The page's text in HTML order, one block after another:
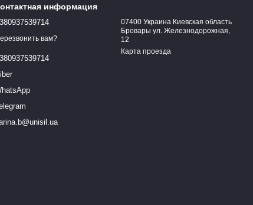
информация
вам?
07400 Украина Киевская область
Бровары ул. Железнодорожная,
12
Карта проезда